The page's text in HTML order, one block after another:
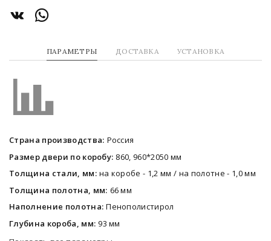
ПАРАМЕТРЫ ДОСТАВКА УСТАНОВКА
Страна производства: Россия
Размер двери по коробу: 860, 960*2050 мм
Толщина стали, мм: на коробе - 1,2 мм / на полотне - 1,0 мм
Толщина полотна, мм: 66 мм
Наполнение полотна: Пенополистирол
Глубина короба, мм: 93 мм